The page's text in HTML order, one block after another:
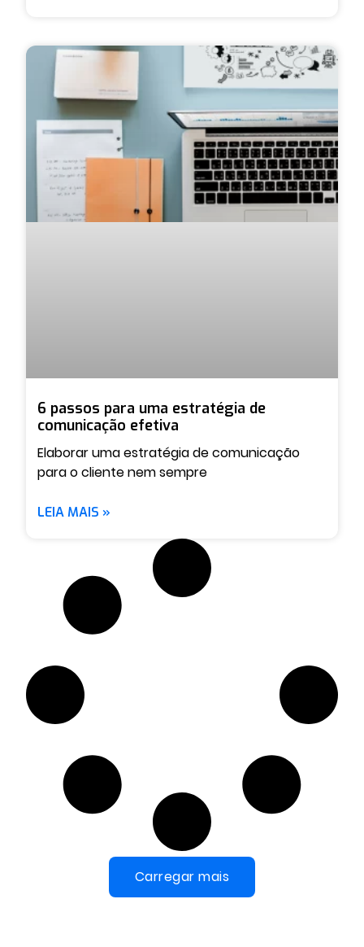
6 passos para uma estratégia de
comunicação efetiva
Elaborar uma estratégia de comunicação
para o cliente nem sempre
LEIA MAIS »
Carregar mais